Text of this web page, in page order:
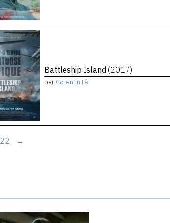
Battleship Island (2017)
par Corentin Lê
22 →